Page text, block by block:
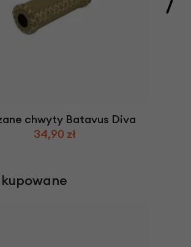
chwyty Batavus Diva
34,90 zł